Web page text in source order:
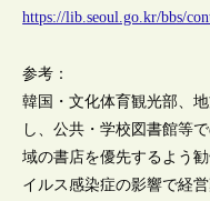
https://lib.seoul.go.kr/bbs/
参考：
韓国・文化体育観光部、
し、公共・学校図書館等
域の書店を優先するよう
イルス感染症の影響で経